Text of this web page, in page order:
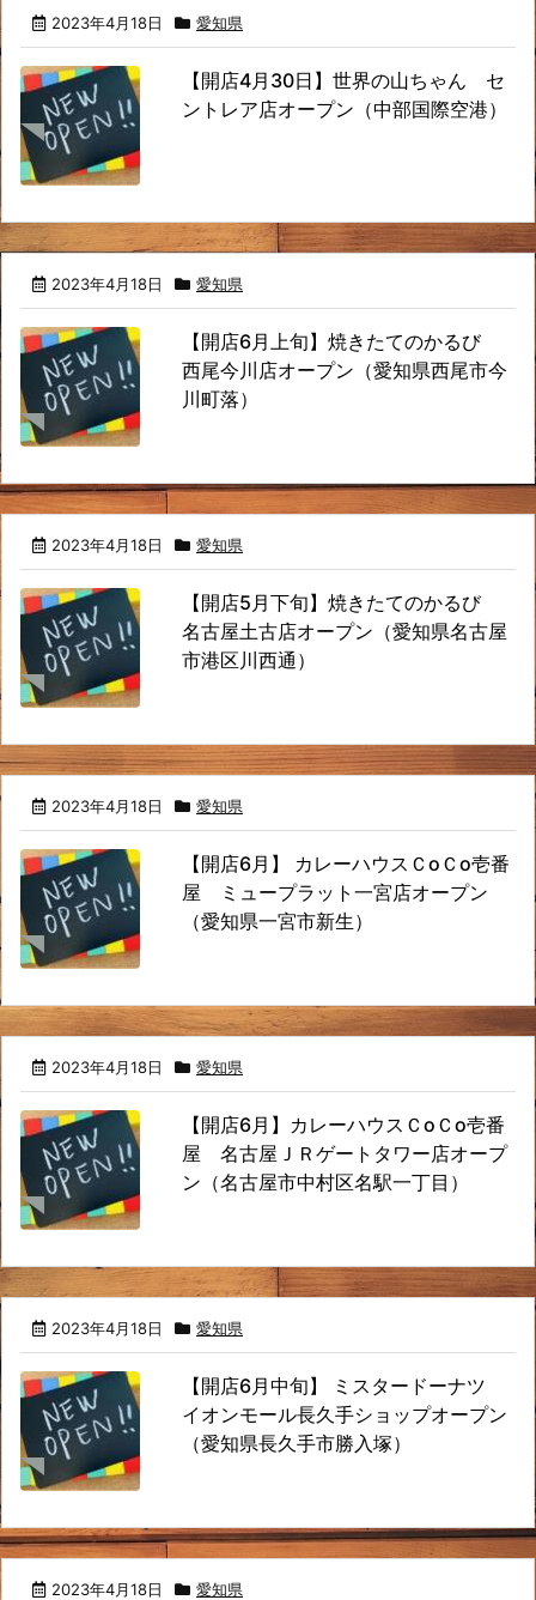
2023年4月18日 愛知県
【開店4月30日】世界の山ちゃん セ
ントレア店オープン（中部国際空港）
2023年4月18日 愛知県
【開店6月上旬】焼きたてのかるび
西尾今川店オープン（愛知県西尾市今
川町落）
2023年4月18日 愛知県
【開店5月下旬】焼きたてのかるび
名古屋土古店オープン（愛知県名古屋
市港区川西通）
2023年4月18日 愛知県
【開店6月】 カレーハウスＣoＣo壱番
屋 ミュープラット一宮店オープン
（愛知県一宮市新生）
2023年4月18日 愛知県
【開店6月】カレーハウスＣoＣo壱番
屋 名古屋ＪＲゲートタワー店オープ
ン（名古屋市中村区名駅一丁目）
2023年4月18日 愛知県
【開店6月中旬】 ミスタードーナツ
イオンモール長久手ショップオープン
（愛知県長久手市勝入塚）
2023年4月18日 愛知県